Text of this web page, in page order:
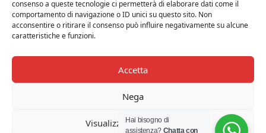
consenso a queste tecnologie ci permetterà di elaborare dati come il
comportamento di navigazione o ID unici su questo sito. Non
acconsentire o ritirare il consenso può influire negativamente su alcune
caratteristiche e funzioni.
Accetta
Nega
Visualizza le preferenze
Dimmerabile con componente aggiuntivo a
richiesta
IP:
40
ARTICOLI CORRELATI
Hai bisogno di
assistenza? Chatta con